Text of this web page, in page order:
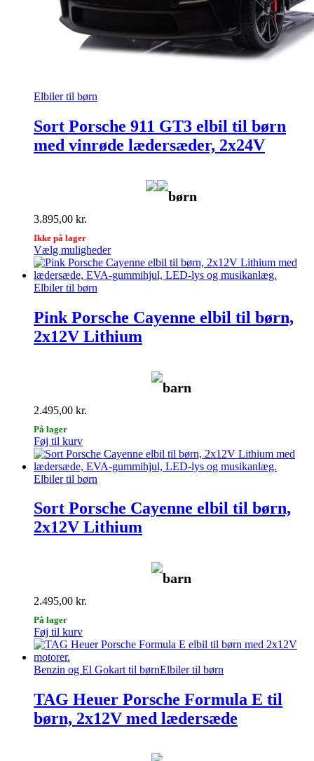
Elbiler til børn
Sort Porsche 911 GT3 elbil til børn
med vinrøde lædersæder, 2x24V
børn
3.895,00 kr.
Ikke på lager
Vælg mulighederDette
vare
har
Mulighederne
kan
vælges
Elbiler til børn
Pink Porsche Cayenne elbil til børn,
2x12V Lithium
barn
2.495,00 kr.
På lager
Føj til kurv
Elbiler til børn
Sort Porsche Cayenne elbil til børn,
2x12V Lithium
barn
2.495,00 kr.
På lager
Føj til kurv
Benzin og El Gokart til børnElbiler til børn
TAG Heuer Porsche Formula E til
børn, 2x12V med lædersæde